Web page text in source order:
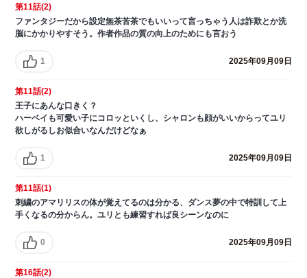
第11話(2)
ファンタジーだから設定無茶苦茶でもいいって言っちゃう人は詐欺とか洗
脳にかかりやすそう。作者作品の質の向上のためにも言おう
1 2025年09月09日
第11話(2)
王子にあんな口きく？
ハーベイも可愛い子にコロッといくし、シャロンも顔がいいからってユリ
欲しがるしお似合いなんだけどなぁ
1 2025年09月09日
第11話(1)
刺繍のアマリリスの体が覚えてるのは分かる、ダンス夢の中で特訓して上
手くなるの分からん。ユリとも練習すれば良シーンなのに
0 2025年09月09日
第16話(2)